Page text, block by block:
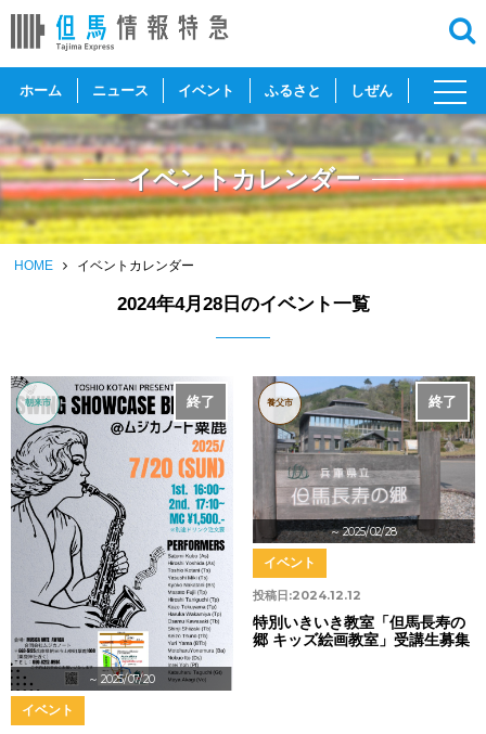
ホーム ニュース イベント ふるさと しぜん
toggle
イベントカレンダー
HOME イベントカレンダー
2024年4月28日のイベント一覧
～ 2025/07/20
終了
朝来市
イベント
～ 2025/02/28
終了
養父市
投稿日:2024.12.12
イベント
特別いきいき教室「但馬長寿の
郷 キッズ絵画教室」受講生募集